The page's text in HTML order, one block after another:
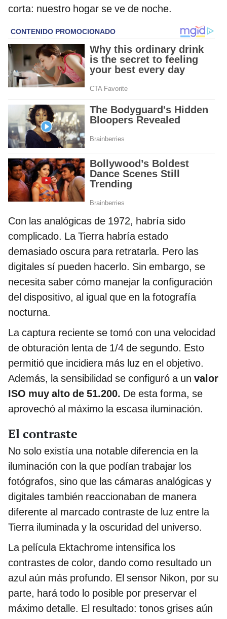
corta: nuestro hogar se ve de noche.
Con las analógicas de 1972, habría sido
complicado. La Tierra habría estado
demasiado oscura para retratarla. Pero las
digitales sí pueden hacerlo. Sin embargo, se
necesita saber cómo manejar la configuración
del dispositivo, al igual que en la fotografía
nocturna.
La captura reciente se tomó con una velocidad
de obturación lenta de 1/4 de segundo. Esto
permitió que incidiera más luz en el objetivo.
Además, la sensibilidad se configuró a un valor
ISO muy alto de 51.200. De esta forma, se
aprovechó al máximo la escasa iluminación.
El contraste
No solo existía una notable diferencia en la
iluminación con la que podían trabajar los
fotógrafos, sino que las cámaras analógicas y
digitales también reaccionaban de manera
diferente al marcado contraste de luz entre la
Tierra iluminada y la oscuridad del universo.
La película Ektachrome intensifica los
contrastes de color, dando como resultado un
azul aún más profundo. El sensor Nikon, por su
parte, hará todo lo posible por preservar el
máximo detalle. El resultado: tonos grises aún